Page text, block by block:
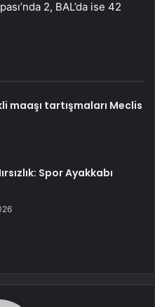
2, BAL’da ise 42
maaşı tartışmaları Meclis
Spor Ayakkabı